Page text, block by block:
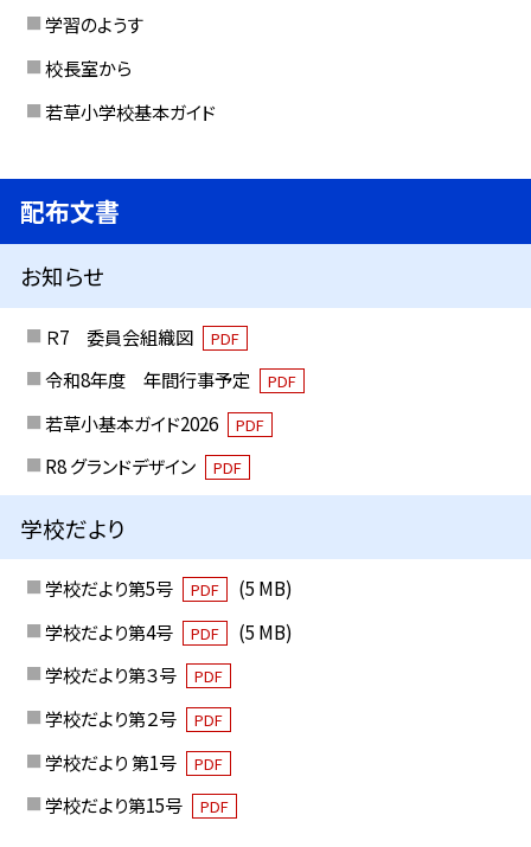
学習のようす
校長室から
若草小学校基本ガイド
配布文書
お知らせ
Ｒ7 委員会組織図 PDF
令和8年度 年間行事予定 PDF
若草小基本ガイド2026 PDF
R8 グランドデザイン PDF
学校だより
学校だより第5号 PDF
(5 MB)
学校だより第4号
PDF
(5 MB)
学校だより第３号
PDF
学校だより第２号 PDF
学校だより 第1号 PDF
学校だより第15号 PDF